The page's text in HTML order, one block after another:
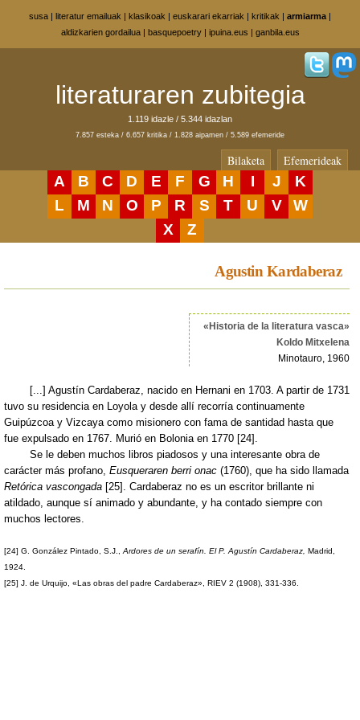
susa | literatur emailuak | klasikoak | euskarari ekarriak | kritikak | armiarma |
aldizkarien gordailua| basquepoetry| ipuina.eus | ganbila.eus
literaturaren zubitegia
1.119 idazle / 5.344 idazlan
7.857 esteka / 6.657 kritika / 1.828 aipamen / 5.589 efemeride
Bilaketa Efemerideak
A B C D E F G H I J
K
L
M N O P R S T U V
W
X
Z
Agustin Kardaberaz
«Historia de la literatura vasca»
Koldo Mitxelena
Minotauro, 1960
[...] Agustín Cardaberaz, nacido en Hernani en 1703. A partir de 1731
tuvo su residencia en Loyola y desde allí recorría continuamente
Guipúzcoa y Vizcaya como misionero con fama de santidad hasta que
fue expulsado en 1767. Murió en Bolonia en 1770 [24].
Se le deben muchos libros piadosos y una interesante obra de
carácter más profano, Eusqueraren berri onac (1760), que ha sido llamada
Retórica vascongada [25]. Cardaberaz no es un escritor brillante ni
atildado, aunque sí animado y abundante, y ha contado siempre con
muchos lectores.
[24] G. González Pintado, S.J., Ardores de un serafín. El P. Agustín Cardaberaz, Madrid,
1924.
[25] J. de Urquijo, «Las obras del padre Cardaberaz», RIEV 2 (1908), 331-336.